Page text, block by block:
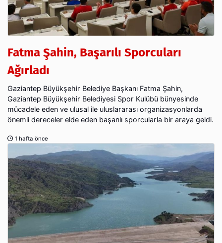
Fatma Şahin, Başarılı Sporcuları
Ağırladı
Gaziantep Büyükşehir Belediye Başkanı Fatma Şahin,
Gaziantep Büyükşehir Belediyesi Spor Kulübü bünyesinde
mücadele eden ve ulusal ile uluslararası organizasyonlarda
önemli dereceler elde eden başarılı sporcularla bir araya geldi.
1 hafta önce